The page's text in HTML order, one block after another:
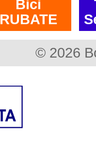
Bici
RUBATE
© 2026